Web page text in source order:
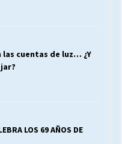
las cuentas de luz… ¿Y
LOS 69 AÑOS DE